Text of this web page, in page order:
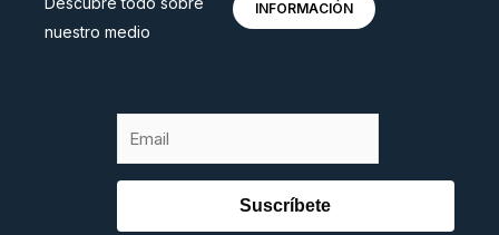
Descubre todo sobre
nuestro medio
INFORMACIÓN
m
Suscríbete